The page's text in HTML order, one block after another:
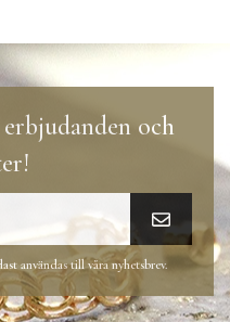
och
användas till våra nyhetsbrev.